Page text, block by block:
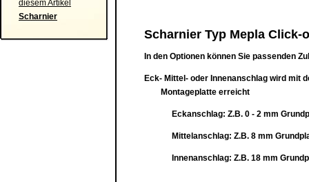
diesem Artikel
Scharnier
Scharnier Typ Mepla Click-
In den Optionen können Sie passenden
Eck- Mittel- oder Innenanschlag wird mit
Montageplatte erreicht
Eckanschlag: Z.B. 0 - 2 mm
Mittelanschlag: Z.B. 8 mm
Innenanschlag: Z.B. 18 mm